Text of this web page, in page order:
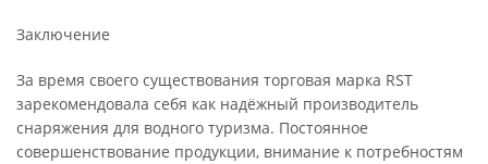
Заключение
За время своего существования торговая марка RST
зарекомендовала себя как надёжный производитель
снаряжения для водного туризма. Постоянное
совершенствование продукции, внимание к потребностям